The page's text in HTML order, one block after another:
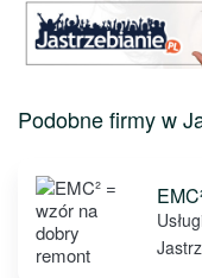
Podobne firmy w